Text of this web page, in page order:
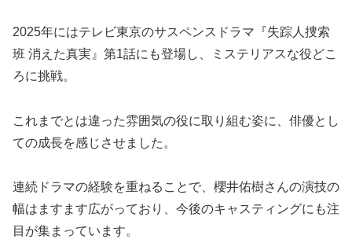
2025年にはテレビ東京のサスペンスドラマ『失踪人捜索
班 消えた真実』第1話にも登場し、ミステリアスな役どこ
ろに挑戦。
これまでとは違った雰囲気の役に取り組む姿に、俳優とし
ての成長を感じさせました。
連続ドラマの経験を重ねることで、櫻井佑樹さんの演技の
幅はますます広がっており、今後のキャスティングにも注
目が集まっています。